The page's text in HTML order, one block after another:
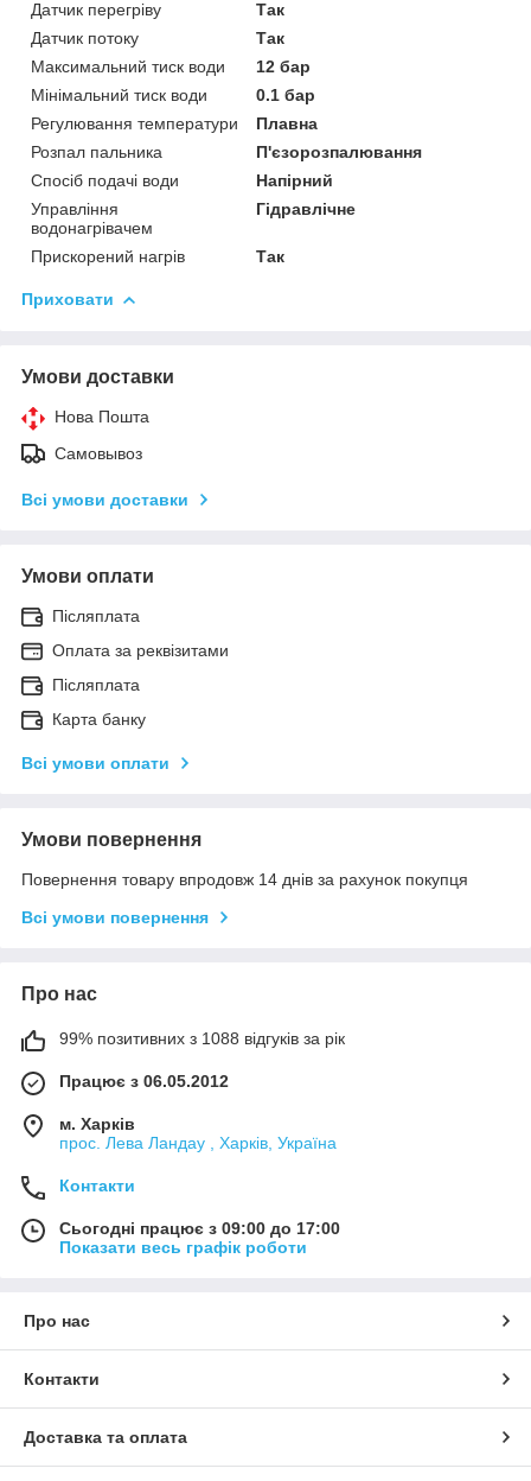
Датчик перегріву
Так
Датчик потоку
Так
Максимальний тиск води
12 бар
Мінімальний тиск води
0.1 бар
Регулювання температури
Плавна
Розпал пальника
П'єзорозпалювання
Спосіб подачі води
Напірний
Управління
водонагрівачем
Гідравлічне
Прискорений нагрів Так
Приховати
Умови доставки
Нова Пошта
Самовывоз
Всі умови доставки
Умови оплати
Післяплата
Оплата за реквізитами
Післяплата
Карта банку
Всі умови оплати
Умови повернення
Повернення товару впродовж 14 днів за рахунок покупця
Всі умови повернення
Про нас
99% позитивних з 1088 відгуків за рік
Працює з 06.05.2012
м. Харків
прос. Лева Ландау , Харків, Україна
Контакти
Сьогодні працює з 09:00 до 17:00
Показати весь графік роботи
Про нас
Контакти
Доставка та оплата